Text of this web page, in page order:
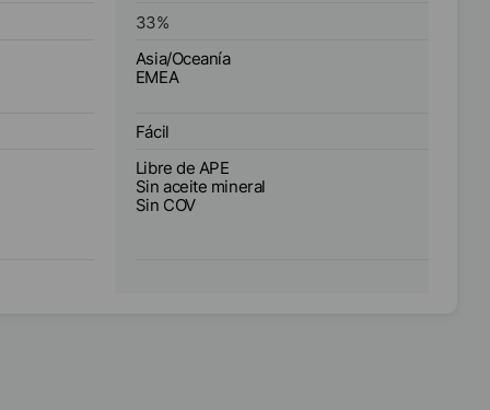
33%
Asia/Oceanía
EMEA
Fácil
Libre de APE
Sin aceite mineral
Sin COV